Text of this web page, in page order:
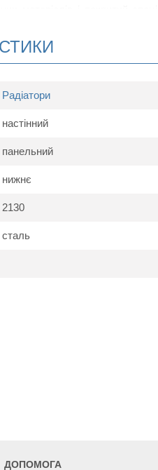
збільшують конвенцію
характеристики
Радіатори
настінний
панельний
нижнє
2130
сталь
ДОПОМОГА